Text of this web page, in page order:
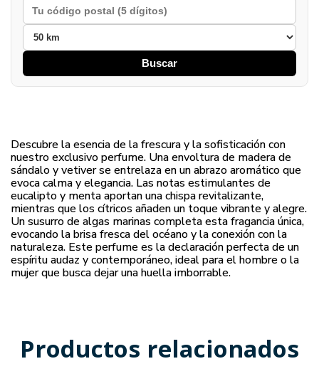
Buscar
Descubre la esencia de la frescura y la sofisticación con
nuestro exclusivo perfume. Una envoltura de madera de
sándalo y vetiver se entrelaza en un abrazo aromático que
evoca calma y elegancia. Las notas estimulantes de
eucalipto y menta aportan una chispa revitalizante,
mientras que los cítricos añaden un toque vibrante y alegre.
Un susurro de algas marinas completa esta fragancia única,
evocando la brisa fresca del océano y la conexión con la
naturaleza. Este perfume es la declaración perfecta de un
espíritu audaz y contemporáneo, ideal para el hombre o la
mujer que busca dejar una huella imborrable.
Productos relacionados